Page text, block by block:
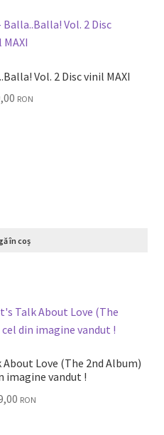
Francesco Napoli – Balla..Balla! Vol. 2 Disc vinil MAXI
RON
în coș
About Love (The 2nd Album)
cel din imagine vandut !
RON